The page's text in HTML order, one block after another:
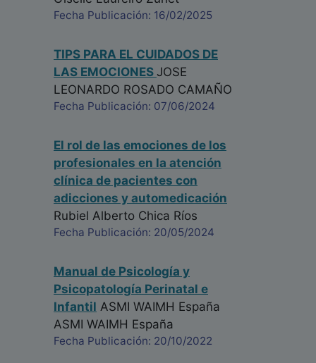
Fecha Publicación: 16/02/2025
TIPS PARA EL CUIDADOS DE
LAS EMOCIONES JOSE
LEONARDO ROSADO CAMAÑO
Fecha Publicación: 07/06/2024
El rol de las emociones de los
profesionales en la atención
clínica de pacientes con
adicciones y automedicación
Rubiel Alberto Chica Ríos
Fecha Publicación: 20/05/2024
Manual de Psicología y
Psicopatología Perinatal e
Infantil ASMI WAIMH España
ASMI WAIMH España
Fecha Publicación: 20/10/2022